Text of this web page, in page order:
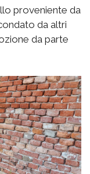
proveniente da
da altri
da parte